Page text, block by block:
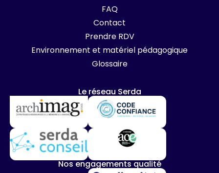
FAQ
Contact
Prendre RDV
Environnement et matériel pédagogique
Glossaire
Le réseau Serda
Nos engagements qualité